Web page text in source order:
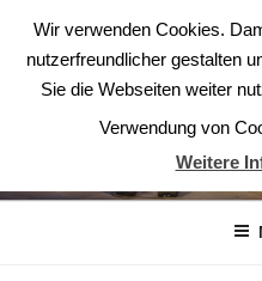
Inhalt
springen
Der Chor aus Ludwigsburg
Wir verwenden Cookies.
nutzerfreundlicher gestalten
Sie die Webseiten weiter
Verwendung von
Weitere